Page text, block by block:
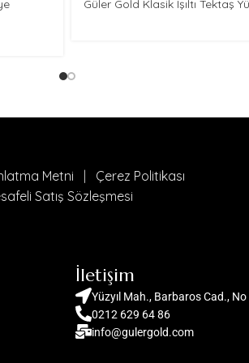
Güler Gold Klasik Işıltı Tektaş
Metni
Çerez Politikası
Satış Sözleşmesi
İletişim
Yüzyıl Mah., Barbaros Cad.,
0212 629 64 86
info@gulergold.com